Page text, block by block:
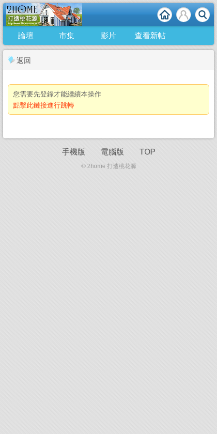
論壇 市集 影片 查看新帖
返回
您需要先登錄才能繼續本操作
點擊此鏈接進行跳轉
手機版 電腦版 TOP
© 2home 打造桃花源